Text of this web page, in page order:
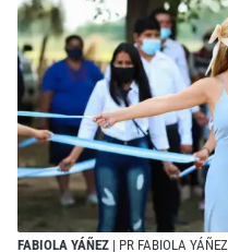
FABIOLA YÁÑEZ | PR FABIOLA YÁÑEZ